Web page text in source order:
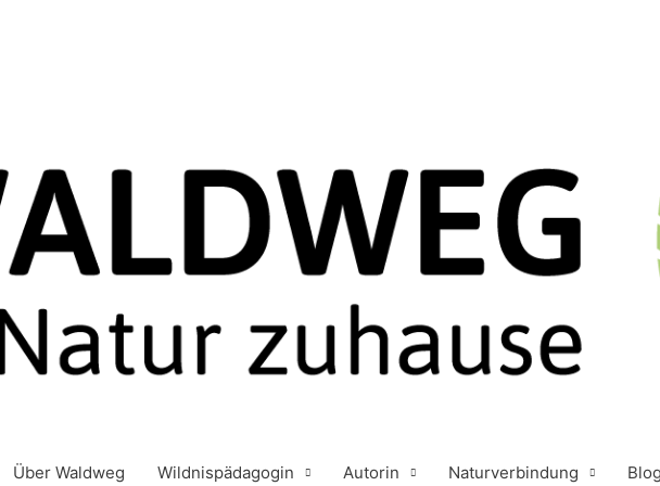
Über Waldweg Wildnispädagogin Autorin Naturverbindung Blog